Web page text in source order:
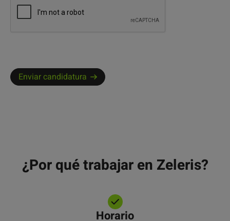
Enviar candidatura
¿Por qué trabajar en Zeleris?
Horario